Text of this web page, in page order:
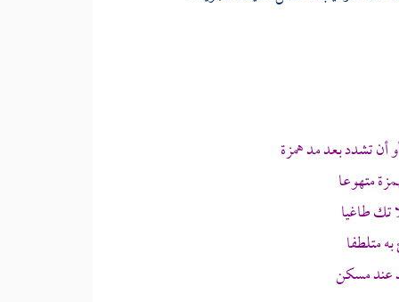
أن تشدد بعد مد همزة
متهوعا
تك طاغيا
متلطفا
عند مسكن